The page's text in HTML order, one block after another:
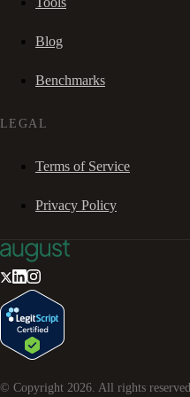
Blog
Benchmarks
LEGAL
Terms of Service
Privacy Policy
© Copyright 2026 . All rights reserved.